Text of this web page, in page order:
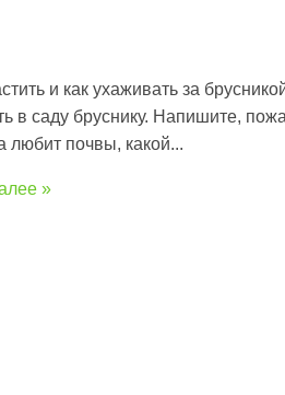
и как ухаживать за
в саду бруснику. Напишите,
любит почвы, какой...
»